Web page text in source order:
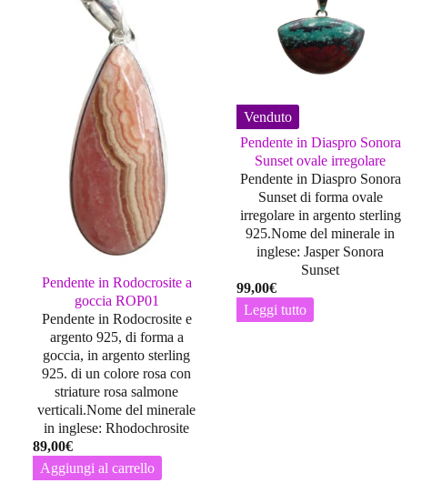
Pendente in Rodocrosite a
goccia ROP01
Pendente in Rodocrosite e
argento 925, di forma a
goccia, in argento sterling
925. di un colore rosa con
striature rosa salmone
verticali.Nome del minerale
in inglese: Rhodochrosite
89,00€
Aggiungi al carrello
Venduto
Pendente in Diaspro Sonora
Sunset ovale irregolare
Pendente in Diaspro Sonora
Sunset di forma ovale
irregolare in argento sterling
925.Nome del minerale in
inglese: Jasper Sonora
Sunset
99,00€
Leggi tutto